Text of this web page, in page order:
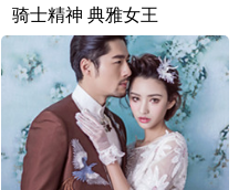
骑士精神 典雅女王